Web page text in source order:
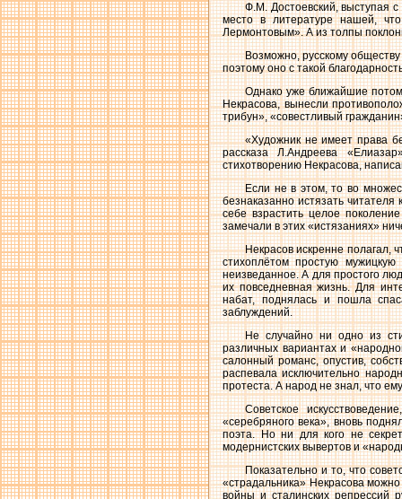
Ф.М. Достоевский, выступая
место в литературе нашей,
Лермонтовым». А из толпы
Возможно, русскому
поэтому оно с такой
Однако уже ближайшие
Некрасова, вынесли
трибун», «совестливый
«Художник не имеет права
рассказа Л.Андреева
стихотворению Некрасова,
Если не в этом, то во
безнаказанно истязать
себе взрастить целое
замечали в этих «истязаниях»
Некрасов искренне
стихоплётом простую
неизведанное. А для простого
их повседневная жизнь. Для
набат, поднялась и пошла
заблуждений.
Не случайно ни одно из
различных вариантах и
салонный романс, опустив,
распевала исключительно
протеста. А народ не знал, что
Советское
«серебряного века», вновь
поэта. Но ни для кого не
модернистских вывертов и
Показательно и то, что
«страдальника» Некрасова
войны и сталинских репрессий